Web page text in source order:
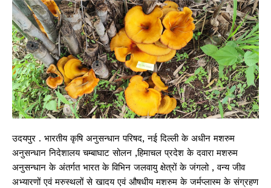
उदयपुर . भारतीय कृषि अनुसन्धान परिषद, नई दिल्ली के अधीन मशरुम
अनुसन्धान निदेशालय चम्बाघाट सोलन ,हिमाचल प्रदेश के दवारा मशरुम
अनुसन्धान के अंतर्गत भारत के विभिन जलवायु क्षेत्रों के जंगलो , वन्य जीव
अभ्यारणों एवं मरुस्थलों से खादय एवं औषधीय मशरुम के जर्मप्लास्म के संग्रहण